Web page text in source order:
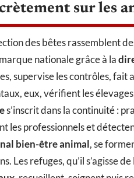
sur les
des bêtes rassemblent
nationale grâce à la
supervise les contrôles, fait
eux, vérifient les
s’inscrit dans la continuité :
les professionnels et
bien-être animal, se
Les refuges, qu’il s’agisse de